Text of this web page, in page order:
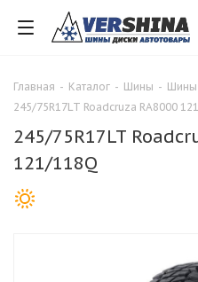
Главная - Каталог - Шины - Шины
245/75R17LT Roadcruza RA8000
245/75R17LT
121/118Q